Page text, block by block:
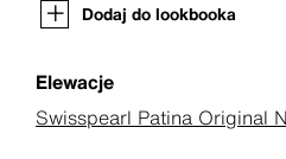
Dodaj do lookbooka
Elewacje
Swisspearl Patina Original